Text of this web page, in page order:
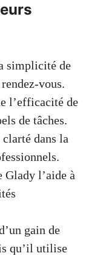
simplicité de
vous.
l’efficacité de
de tâches.
dans la
Glady l’aide à
gain de
qu’il utilise